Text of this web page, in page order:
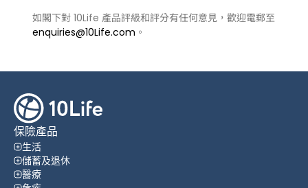
如閣下對 10Life 產品評級和評分有任何意見，歡迎電郵至
enquiries@10Life.com 。
保險產品
生活
儲蓄及退休
醫療